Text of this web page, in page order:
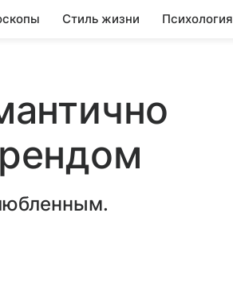
Стиль жизни Психология